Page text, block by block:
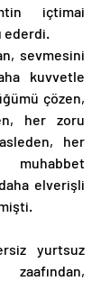
içtimai
ederdi.
sevmesini
kuvvetle
çözen,
her zoru
her
muhabbet
elverişli
yurtsuz